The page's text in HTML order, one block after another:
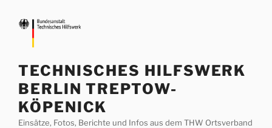
Inhalt
springen
TECHNISCHES HILFSWERK
BERLIN TREPTOW-
KÖPENICK
Einsätze, Fotos, Berichte und Infos aus dem THW Ortsverband